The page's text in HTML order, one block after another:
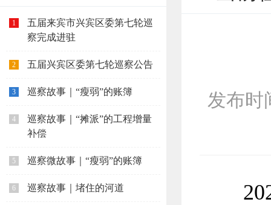
1
五届来宾市兴宾区委第七轮巡
察完成进驻
2 五届兴宾区委第七轮巡察公告
3 巡察故事｜“瘦弱”的账簿
4
巡察故事｜“摊派”的工程增量
补偿
5 巡察微故事｜“瘦弱”的账簿
6 巡察故事｜堵住的河道
发布时
2022